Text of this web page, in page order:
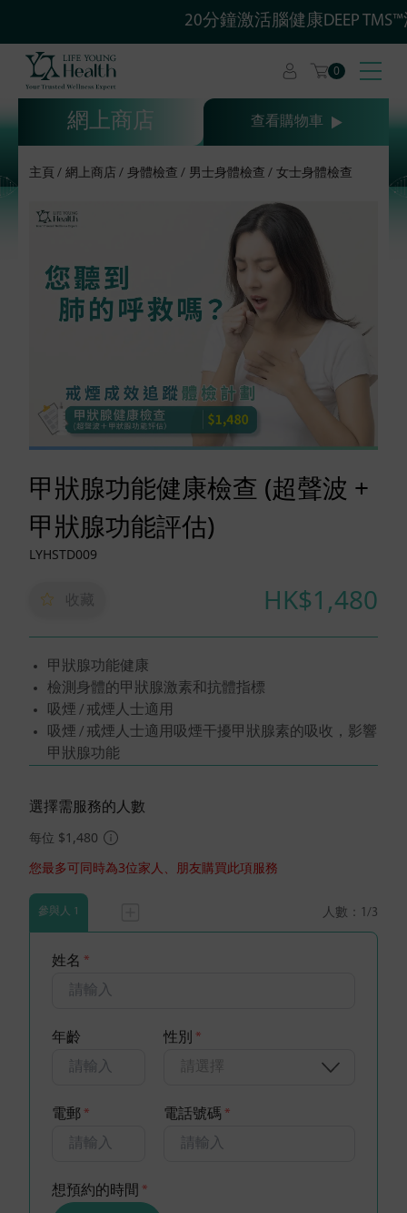
20分鐘激活腦健康DEEP
0
網上商店 查看購物車
主頁 網上商店 身體檢查 男士身體檢查 女士身體檢查
甲狀腺功能健康檢查 (超聲波 +
甲狀腺功能評估)
LYHSTD009
收藏 HK$1,480
甲狀腺功能健康
檢測身體的甲狀腺激素和抗體指標
吸煙 / 戒煙人士適用
吸煙 / 戒煙人士適用吸煙干擾甲狀腺素的吸收，影響
甲狀腺功能
選擇需服務的人數
每位 $1,480
您最多可同時為3位家人、朋友購買此項服務
參與人 1 人數： 1 /3
姓名 *
年齡 性別 *
請選擇
電郵 * 電話號碼 *
想預約的時間 *